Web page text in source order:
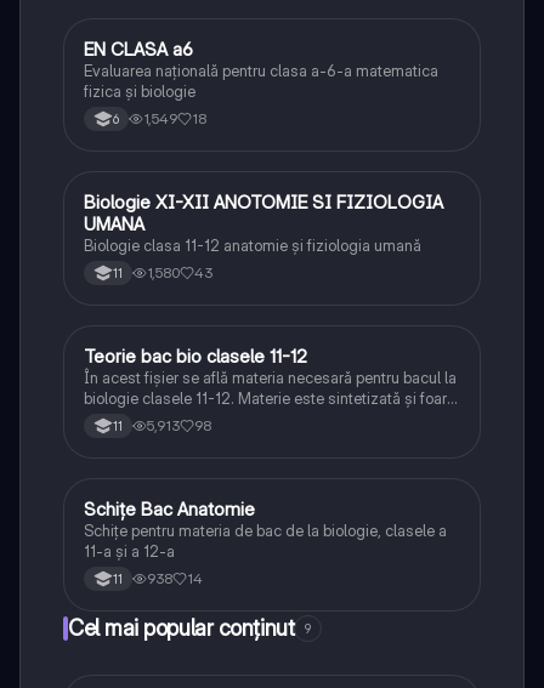
Matematică
EN CLASA a6
Evaluarea națională pentru clasa a-6-a matematica
fizica și biologie
6 1,549 18
Biologie
Biologie XI-XII ANOTOMIE SI FIZIOLOGIA
UMANA
Biologie clasa 11-12 anatomie și fiziologia umană
11 1,580 43
Biologie
Teorie bac bio clasele 11-12
În acest fișier se află materia necesară pentru bacul la
biologie clasele 11-12. Materie este sintetizată și foarte
bine explicată.
11 5,913 98
Biologie
Schițe Bac Anatomie
Schițe pentru materia de bac de la biologie, clasele a
11-a și a 12-a
11 938 14
Cel mai popular conținut 9